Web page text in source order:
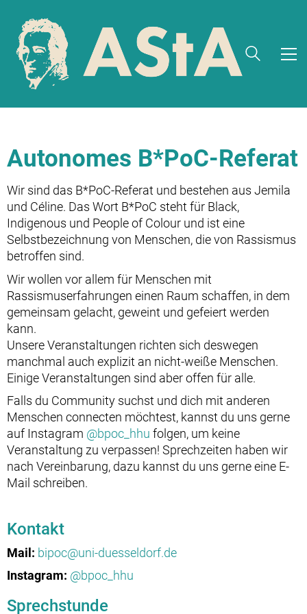
Autonomes B*PoC-Referat
Wir sind das B*PoC-Referat und bestehen aus Jemila
und Céline. Das Wort B*PoC steht für Black,
Indigenous und People of Colour und ist eine
Selbstbezeichnung von Menschen, die von Rassismus
betroffen sind.
Wir wollen vor allem für Menschen mit
Rassismuserfahrungen einen Raum schaffen, in dem
gemeinsam gelacht, geweint und gefeiert werden
kann.
Unsere Veranstaltungen richten sich deswegen
manchmal auch explizit an nicht-weiße Menschen.
Einige Veranstaltungen sind aber offen für alle.
Falls du Community suchst und dich mit anderen
Menschen connecten möchtest, kannst du uns gerne
auf Instagram @bpoc_hhu folgen, um keine
Veranstaltung zu verpassen! Sprechzeiten haben wir
nach Vereinbarung, dazu kannst du uns gerne eine E-
Mail schreiben.
Kontakt
Mail: bipoc@uni-duesseldorf.de
Instagram: @bpoc_hhu
Sprechstunde